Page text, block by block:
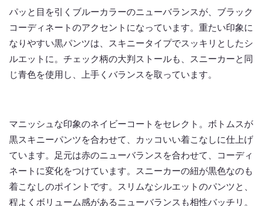
パッと目を引くブルーカラーのニューバランスが、ブラック
コーディネートのアクセントになっています。重たい印象に
なりやすい黒パンツは、スキニータイプでスッキリとしたシ
ルエットに。チェック柄の大判ストールも、スニーカーと同
じ青色を使用し、上手くバランスを取っています。
マニッシュな印象のネイビーコートをセレクト。ボトムスが
黒スキニーパンツを合わせて、カッコいい着こなしに仕上げ
ています。足元は赤のニューバランスを合わせて、コーディ
ネートに変化をつけています。スニーカーの紐が黒色なのも
着こなしのポイントです。スリムなシルエットのパンツと、
程よくボリューム感があるニューバランスも相性バッチリ。